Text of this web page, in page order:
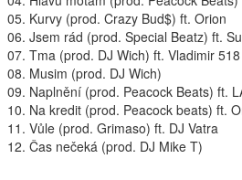
Kontakt
Interpreti
05. Kurvy (prod. Crazy Bud$) ft. Orion
06. Jsem rád (prod. Special Beatz) ft.
07. Tma (prod. DJ Wich) ft. Vladimir 518
08. Musim (prod. DJ Wich)
09. Naplnění (prod. Peacock Beats) ft.
10. Na kredit (prod. Peacock beats) ft.
11. Vůle (prod. Grimaso) ft. DJ Vatra
12. Čas nečeká (prod. DJ Mike T)